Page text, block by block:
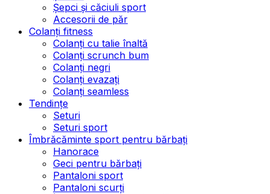
Șepci și căciuli sport
Accesorii de păr
Colanți fitness
Colanți cu talie înaltă
Colanți scrunch bum
Colanți negri
Colanți evazați
Colanți seamless
Tendințe
Seturi
Seturi sport
Îmbrăcăminte sport pentru bărbați
Hanorace
Geci pentru bărbați
Pantaloni sport
Pantaloni scurți